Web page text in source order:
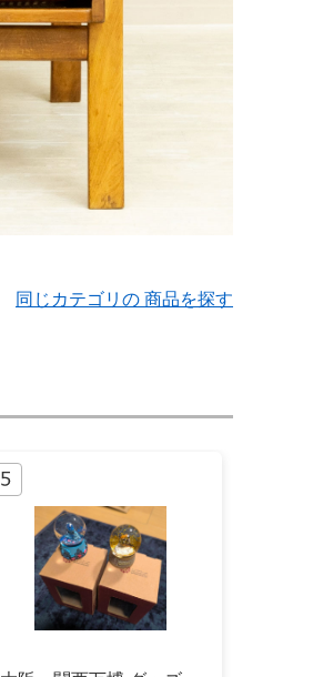
同じカテゴリの 商品を探す